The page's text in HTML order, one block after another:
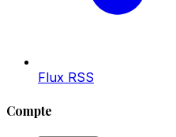
Flux RSS
Compte